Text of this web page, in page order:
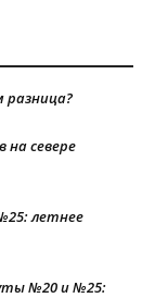
разница?
на севере
летнее
№20 и №25: